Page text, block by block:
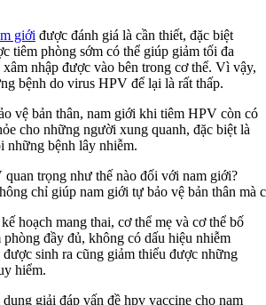
giới được đánh giá là cần thiết, đặc biệt
tiêm phòng sớm có thể giúp giảm tối đa
nhập được vào bên trong cơ thể. Vì vậy,
bệnh do virus HPV để lại là rất thấp.
vệ bản thân, nam giới khi tiêm HPV còn có
cho những người xung quanh, đặc biệt là
những bệnh lây nhiễm.
chỉ giúp nam giới tự bảo vệ bản thân mà
hoạch mang thai, cơ thể mẹ và cơ thể bố
đầy đủ, không có dấu hiệu nhiễm
sinh ra cũng giảm thiểu được những
hiểm.
giải đáp vấn đề hpv vaccine cho nam